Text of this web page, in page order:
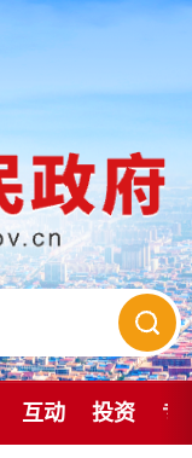
互动 投资 专